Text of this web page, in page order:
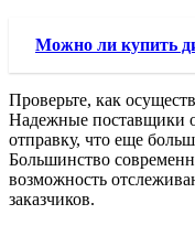
Можно ли купить
Проверьте, как
Надежные поставщики
отправку, что еще
Большинство
возможность
заказчиков.